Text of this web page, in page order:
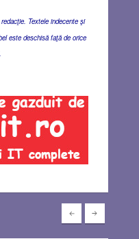
Textele indecente şi
este deschisă faţă de orice